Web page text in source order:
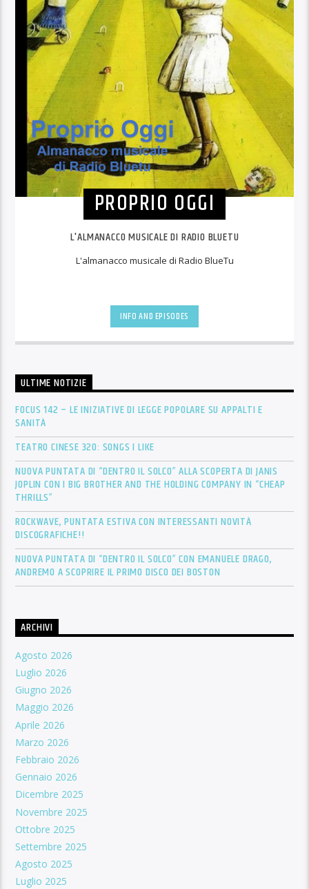
PROPRIO OGGI
L'ALMANACCO MUSICALE DI RADIO BLUETU
L'almanacco musicale di Radio BlueTu
INFO AND EPISODES
ULTIME NOTIZIE
FOCUS 142 – LE INIZIATIVE DI LEGGE POPOLARE SU APPALTI E
SANITÀ
TEATRO CINESE 320: SONGS I LIKE
NUOVA PUNTATA DI “DENTRO IL SOLCO” ALLA SCOPERTA DI JANIS
JOPLIN CON I BIG BROTHER AND THE HOLDING COMPANY IN “CHEAP
THRILLS”
ROCKWAVE, PUNTATA ESTIVA CON INTERESSANTI NOVITÀ
DISCOGRAFICHE!!
NUOVA PUNTATA DI “DENTRO IL SOLCO” CON EMANUELE DRAGO,
ANDREMO A SCOPRIRE IL PRIMO DISCO DEI BOSTON
ARCHIVI
Agosto 2026
Luglio 2026
Giugno 2026
Maggio 2026
Aprile 2026
Marzo 2026
Febbraio 2026
Gennaio 2026
Dicembre 2025
Novembre 2025
Ottobre 2025
Settembre 2025
Agosto 2025
Luglio 2025